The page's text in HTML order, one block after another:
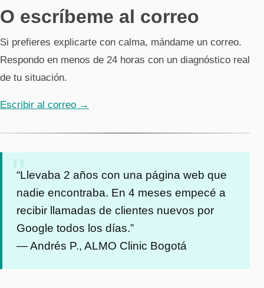
O escríbeme al correo
Si prefieres explicarte con calma, mándame un correo.
Respondo en menos de 24 horas con un diagnóstico real
de tu situación.
Escribir al correo →
“Llevaba 2 años con una página web que
nadie encontraba. En 4 meses empecé a
recibir llamadas de clientes nuevos por
Google todos los días.”
— Andrés P., ALMO Clinic Bogotá